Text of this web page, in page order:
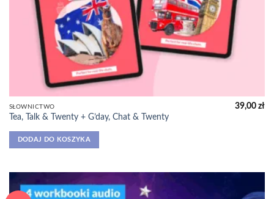
SŁOWNICTWO
Tea, Talk & Twenty + G’day, Chat & Twenty
39,00zł
DODAJ DO KOSZYKA